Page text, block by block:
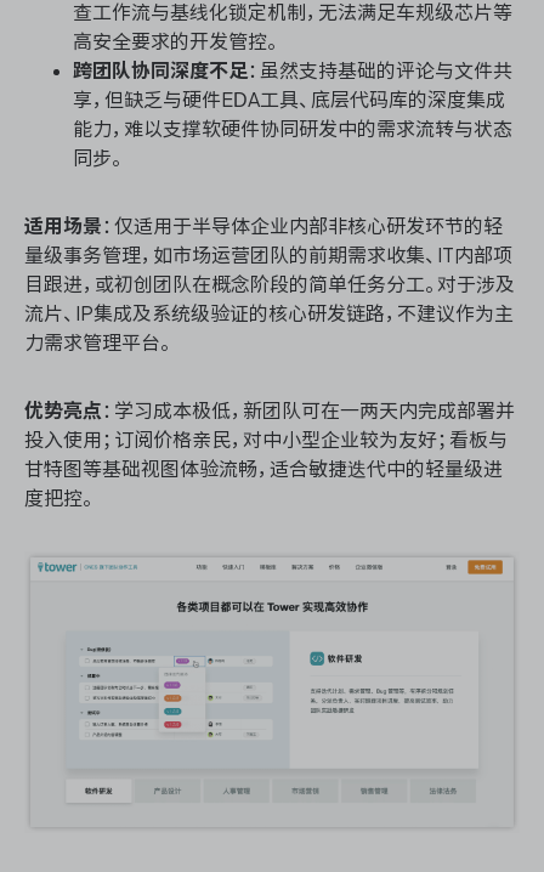
查工作流与基线化锁定机制，无法满足车规级芯片等
高安全要求的开发管控。
跨团队协同深度不足：虽然支持基础的评论与文件共
享，但缺乏与硬件EDA工具、底层代码库的深度集成
能力，难以支撑软硬件协同研发中的需求流转与状态
同步。
适用场景 ：仅适用于半导体企业内部非核心研发环节的轻
量级事务管理，如市场运营团队的前期需求收集、IT内部项
目跟进，或初创团队在概念阶段的简单任务分工。对于涉及
流片、IP集成及系统级验证的核心研发链路，不建议作为主
力需求管理平台。
优势亮点 ：学习成本极低，新团队可在一两天内完成部署并
投入使用；订阅价格亲民，对中小型企业较为友好；看板与
甘特图等基础视图体验流畅，适合敏捷迭代中的轻量级进
度把控。